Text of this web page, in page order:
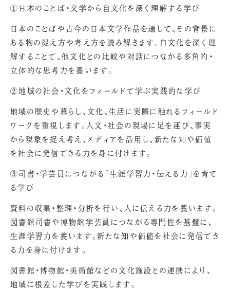
①日本のことば・文学から自文化を深く理解する学び
日本のことばや古今の日本文学作品を通して、その背景に
ある物の捉え方や考え方を読み解きます。自文化を深く理
解することで、他文化との比較や対話につながる多角的・
立体的な思考力を養います。
②地域の社会・文化をフィールドで学ぶ実践的な学び
地域の歴史や暮らし、文化、生活に実際に触れるフィールド
ワークを重視します。人文・社会の現場に足を運び、事実
から現象を捉え考え、メディアを活用し、新たな知や価値
を社会に発信できる力を身に付けます。
③司書・学芸員につながる「生涯学習力・伝える力」を育て
る学び
資料の収集・整理・分析を行い、人に伝える力を養います。
図書館司書や博物館学芸員につながる専門性を基盤に、
生涯学習力を養います。新たな知や価値を社会に発信でき
る力を身に付けます。
図書館・博物館・美術館などの文化施設との連携により、
地域に根差した学びを実践します。